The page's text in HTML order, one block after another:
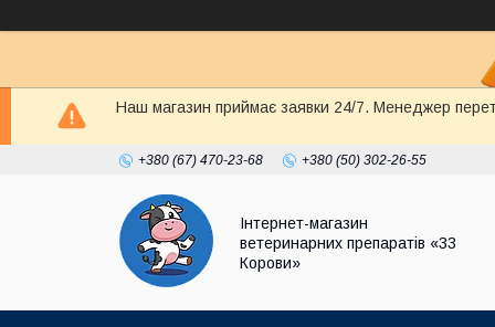
Наш магазин приймає заявки 24/7. Менеджер
+380 (67) 470-23-68 +380 (50) 302-26-55
Інтернет-магазин
ветеринарних препаратів «33
Корови»